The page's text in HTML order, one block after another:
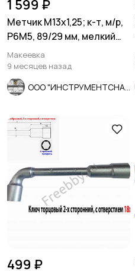
1 599 ₽
Метчик М13х1,25; к-т, м/р,
Р6М5, 89/29 мм, мелкий
шаг, ГОСТ 3266-81
Макеевка
9 месяцев назад
499 ₽